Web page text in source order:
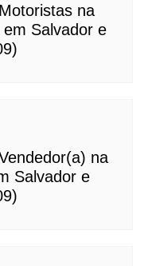
na
Salvador e
na
Salvador e